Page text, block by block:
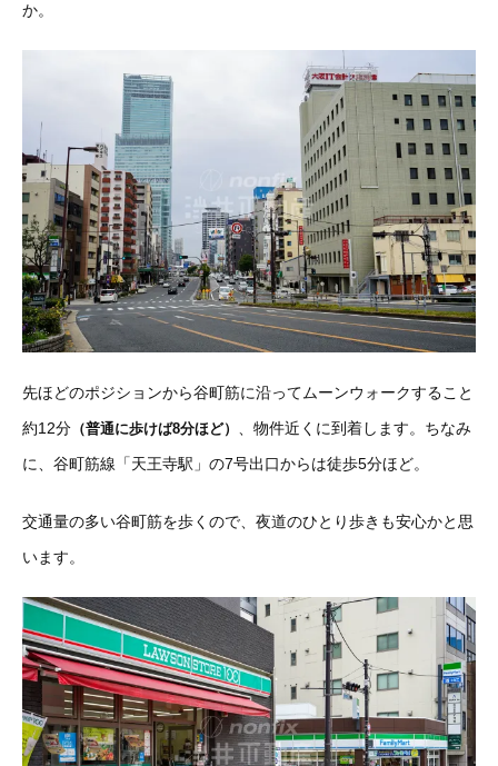
か。
先ほどのポジションから谷町筋に沿ってムーンウォークすること
約12分 （普通に歩けば8分ほど）
、物件近くに到着します。ちなみ
に、谷町筋線「天王寺駅」の7号出口からは徒歩5分ほど。
交通量の多い谷町筋を歩くので、夜道のひとり歩きも安心かと思
います。